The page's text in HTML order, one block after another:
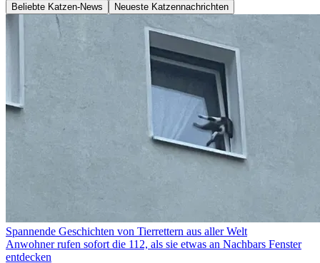
Beliebte Katzen-News Neueste Katzennachrichten
Spannende Geschichten von Tierrettern aus aller Welt
Anwohner rufen sofort die 112, als sie etwas an Nachbars Fenster
entdecken